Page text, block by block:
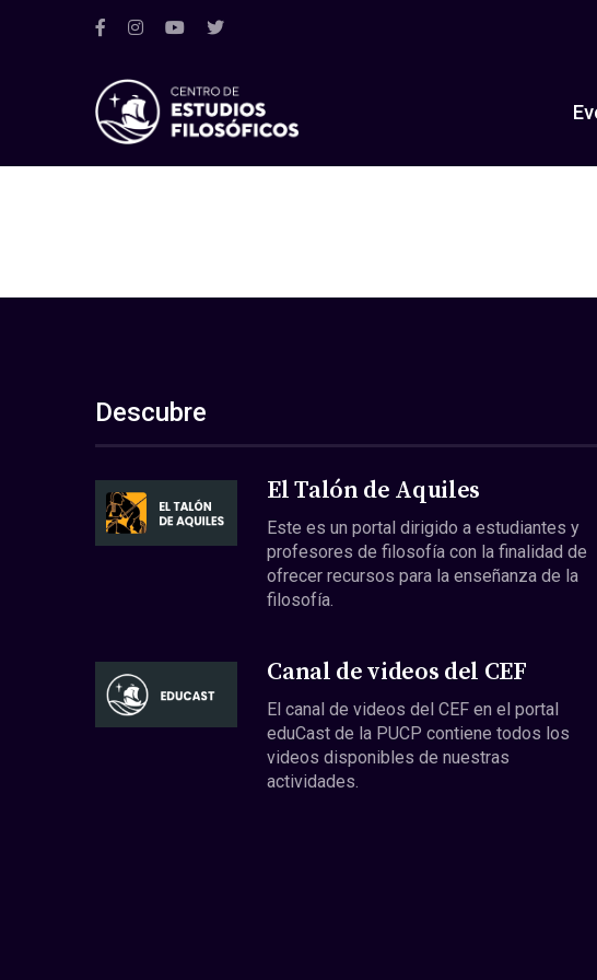
Descubre
El Talón de Aquiles
Este es un portal dirigido a estudiantes y
profesores de filosofía con la finalidad de
ofrecer recursos para la enseñanza de la
filosofía.
Canal de videos del CEF
El canal de videos del CEF en el portal
eduCast de la PUCP contiene todos los
videos disponibles de nuestras
actividades.